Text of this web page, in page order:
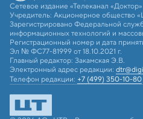
Сетевое издание «Телеканал «Доктор»
Учредитель: Акционерное общество
Зарегистрировано Федеральной
информационных технологий и
Регистрационный номер и дата
Эл № ФС77-81999 от 18.10.2021 г.
Главный редактор: Закамская Э.В.
Электронный адрес редакции:
Телефон редакции: +7 (499) 350-10-80